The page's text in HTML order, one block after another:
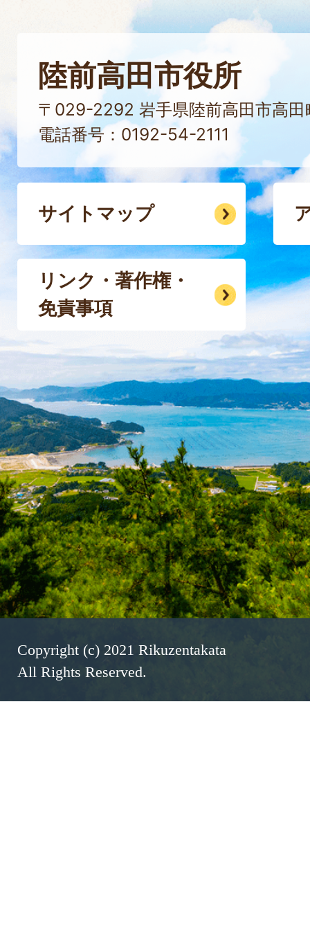
陸前高田市役所
〒029-2292 岩手県陸前高田市高田
電話番号：0192-54-2111
サイトマップ
リンク・著作権・
免責事項
Copyright (c) 2021 Rikuzentakata
All Rights Reserved.